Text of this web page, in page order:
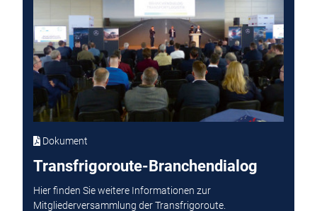
Dokument
Transfrigoroute-Branchendialog
Hier finden Sie weitere Informationen zur
Mitgliederversammlung der Transfrigoroute.